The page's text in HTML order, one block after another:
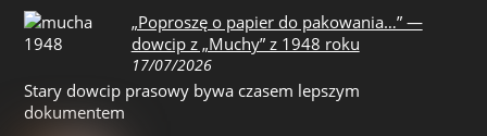
„Poproszę o papier do pakowania…” —
dowcip z „Muchy” z 1948 roku
17/07/2026
Stary dowcip prasowy bywa czasem lepszym
dokumentem